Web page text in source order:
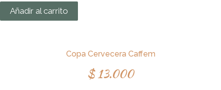
Añadir al carrito
Copa Cervecera Caffem
$13.000